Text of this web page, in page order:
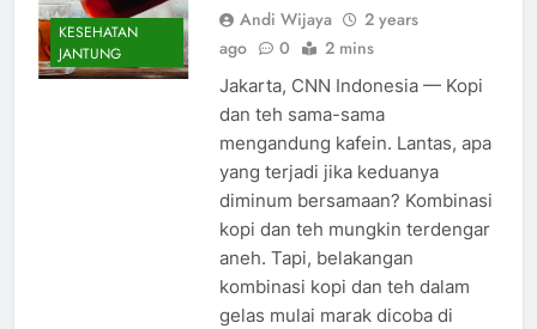
KESEHATAN
JANTUNG
Andi Wijaya
2 years
ago
0 2 mins
Jakarta, CNN Indonesia — Kopi
dan teh sama-sama
mengandung kafein. Lantas, apa
yang terjadi jika keduanya
diminum bersamaan? Kombinasi
kopi dan teh mungkin terdengar
aneh. Tapi, belakangan
kombinasi kopi dan teh dalam
gelas mulai marak dicoba di